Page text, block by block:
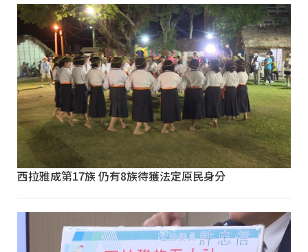
西拉雅成第17族 仍有8族待獲法定原民身分